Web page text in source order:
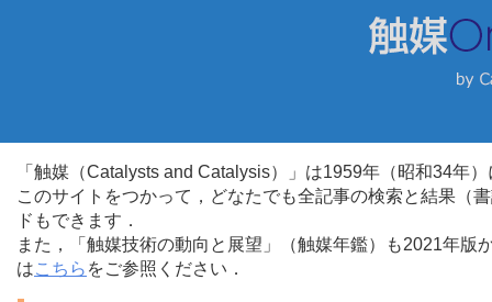
「触媒（Catalysts and Catalysis）」は1959年（昭和34年
このサイトをつかって，どなたでも全記事の検索と結果（
ドもできます．
また，「触媒技術の動向と展望」（触媒年鑑）も2021年
はこちら をご参照ください．